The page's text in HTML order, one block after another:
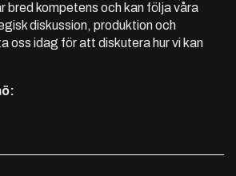
bred kompetens och kan följa våra
diskussion, produktion och
oss idag för att diskutera hur vi kan